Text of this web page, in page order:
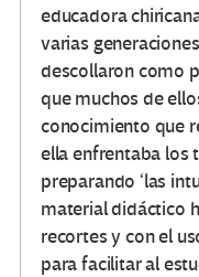
educadora
varias
descollaron como
que muchos de
conocimiento que
ella enfrentaba los
preparando ‘las
material didáctico
recortes y con el
para facilitar al